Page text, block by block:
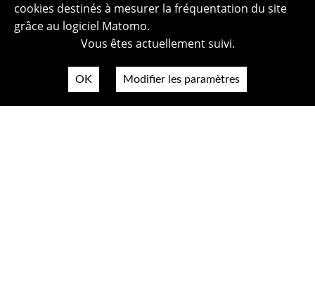
cookies destinés à mesurer la fréquentation du site
grâce au logiciel Matomo.
Vous êtes actuellement suivi.
OK Modifier les paramètres